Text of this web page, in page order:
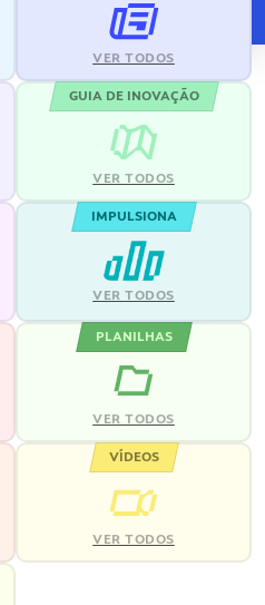
VER TODOS
GUIA DE INOVAÇÃO
VER TODOS
IMPULSIONA
VER TODOS
PLANILHAS
VER TODOS
VÍDEOS
VER TODOS